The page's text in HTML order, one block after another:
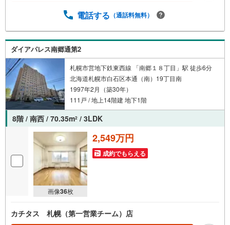
替:クロス、フローリング、CF○シーリングライト取付、ダ
電話する （通話料無料）
ダイアパレス南郷通第2
札幌市営地下鉄東西線 「南郷１８丁目」駅 徒歩6分
北海道札幌市白石区本通（南）19丁目南
1997年2月（築30年）
111戸 / 地上14階建 地下1階
8階 / 南西 / 70.35m2 / 3LDK
画像36枚
2,549万円
成約でもらえる
カチタス 札幌（第一営業チーム）店